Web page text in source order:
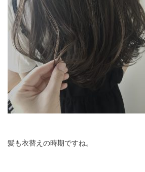
髪も衣替えの時期ですね。